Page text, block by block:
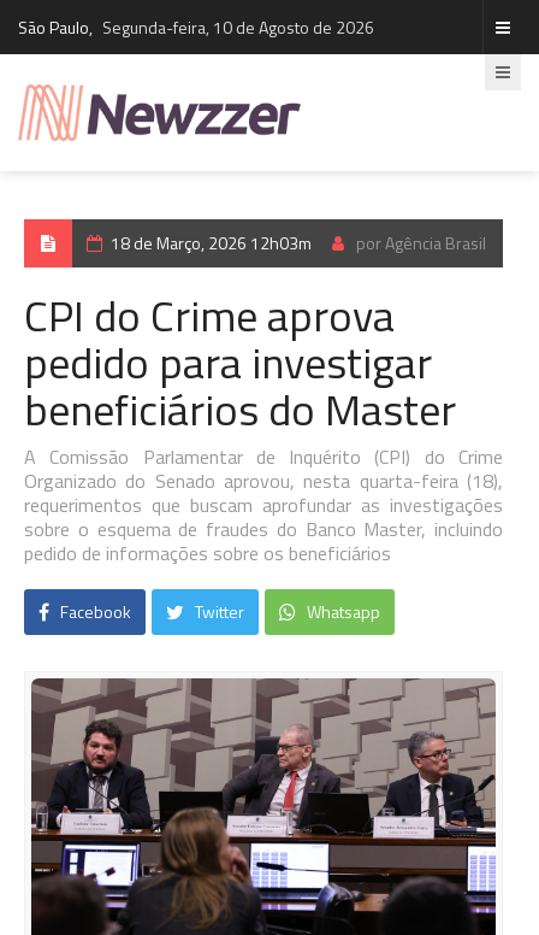
São Paulo, Segunda-feira, 10 de Agosto de 2026
18 de Março, 2026 12h03m por Agência Brasil
CPI do Crime aprova
pedido para investigar
beneficiários do Master
A Comissão Parlamentar de Inquérito (CPI) do Crime
Organizado do Senado aprovou, nesta quarta-feira (18),
requerimentos que buscam aprofundar as investigações
sobre o esquema de fraudes do Banco Master, incluindo
pedido de informações sobre os beneficiários
Facebook Twitter Whatsapp